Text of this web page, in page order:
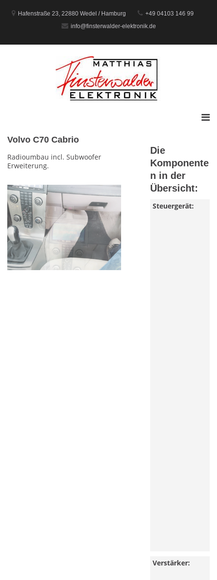
Inhalt Hafenstraße 23, 22880 Wedel / Hamburg
+49 04103 146 99
info@finsterwalder-elektronik.de
Volvo C70 Cabrio
Radioumbau incl. Subwoofer
Erweiterung.
Die
Komponente
n in der
Übersicht:
Steuergerät:
Verstärker: